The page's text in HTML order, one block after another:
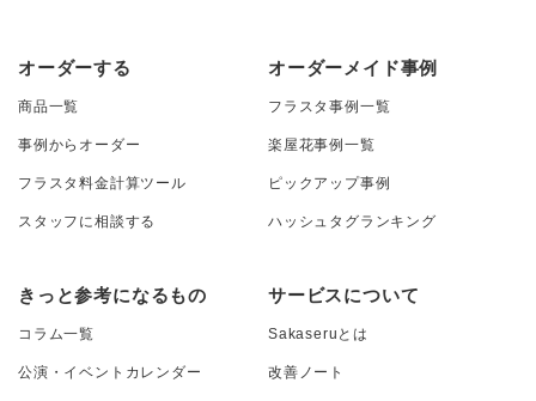
オーダーする
商品一覧
事例からオーダー
フラスタ料金計算ツール
スタッフに相談する
オーダーメイド事例
フラスタ事例一覧
楽屋花事例一覧
ピックアップ事例
ハッシュタグランキング
きっと参考になるもの
コラム一覧
公演・イベントカレンダー
サービスについて
Sakaseruとは
改善ノート